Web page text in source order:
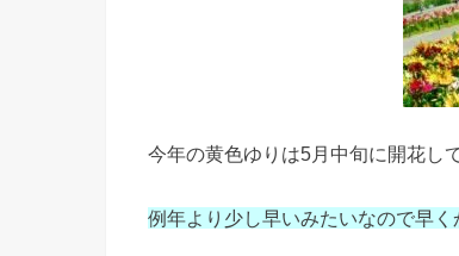
今年の黄色ゆりは5月中旬に開花し
例年より少し早いみたいなので早